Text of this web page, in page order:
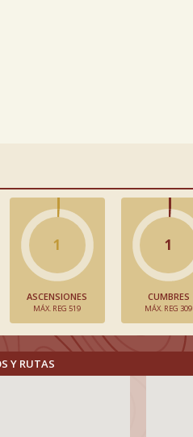
1
ASCENSIONES
MÁX. REG 519
1
CUMBRES
MÁX. REG 309
Y RUTAS